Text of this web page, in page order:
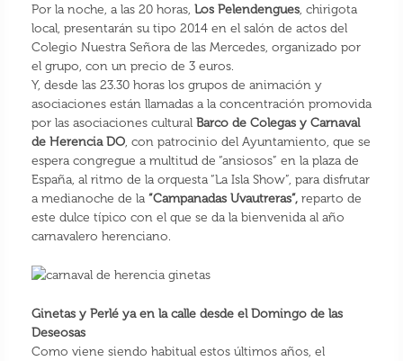
Por la noche, a las 20 horas, Los Pelendengues, chirigota
local, presentarán su tipo 2014 en el salón de actos del
Colegio Nuestra Señora de las Mercedes, organizado por
el grupo, con un precio de 3 euros.
Y, desde las 23.30 horas los grupos de animación y
asociaciones están llamadas a la concentración promovida
por las asociaciones cultural Barco de Colegas y Carnaval
de Herencia DO, con patrocinio del Ayuntamiento, que se
espera congregue a multitud de “ansiosos” en la plaza de
España, al ritmo de la orquesta “La Isla Show”, para disfrutar
a medianoche de la “Campanadas Uvautreras”,reparto de
este dulce típico con el que se da la bienvenida al año
carnavalero herenciano.
Ginetas y Perlé ya en la calle desde el Domingo de las
Deseosas
Como viene siendo habitual estos últimos años, el